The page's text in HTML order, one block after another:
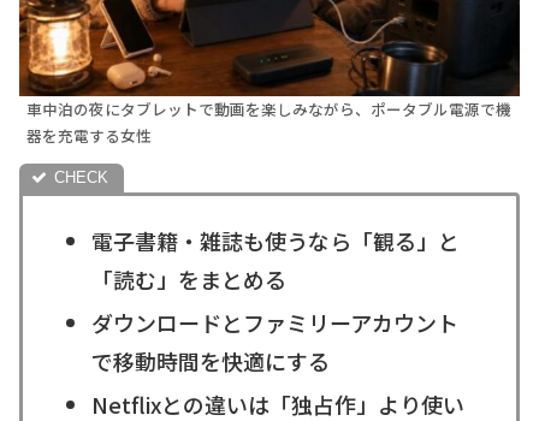
車中泊の夜にタブレットで動画を楽しみながら、ポータブル電源で機
器を充電する女性
電子書籍・雑誌も使うなら「観る」と
「読む」をまとめる
ダウンロードとファミリーアカウント
で移動時間を快適にする
Netflixとの違いは「独占作」より使い